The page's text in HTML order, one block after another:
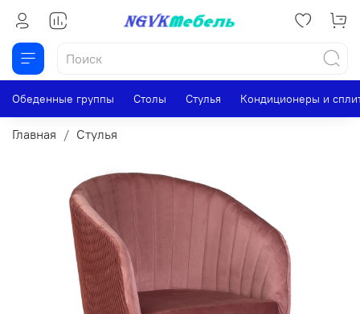
Обеденные группы Столы Стулья Кондиционеры и
Главная Стулья